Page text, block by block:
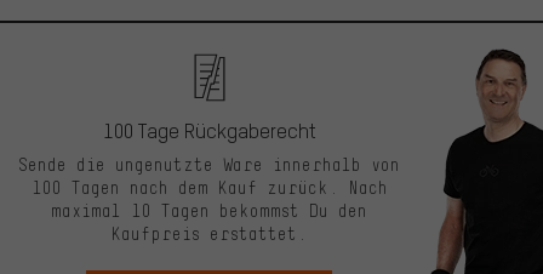
100 Tage Rückgaberecht
Sende die ungenutzte Ware innerhalb von
100 Tagen nach dem Kauf zurück. Nach
maximal 10 Tagen bekommst Du den
Kaufpreis erstattet.